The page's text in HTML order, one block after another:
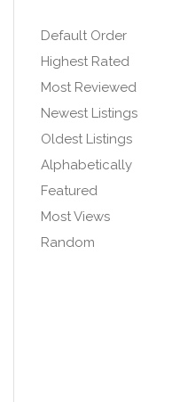
Default Order
Highest Rated
Most Reviewed
Newest Listings
Oldest Listings
Alphabetically
Featured
Most Views
Random